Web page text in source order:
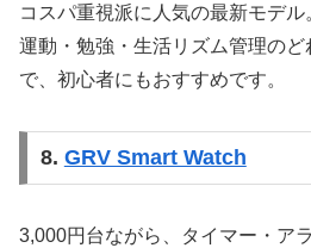
コスパ重視派に人気の最新モデル
運動・勉強・生活リズム管理の
で、初心者にもおすすめです。
8. GRV Smart Watch
3,000円台ながら、タイマー・ア